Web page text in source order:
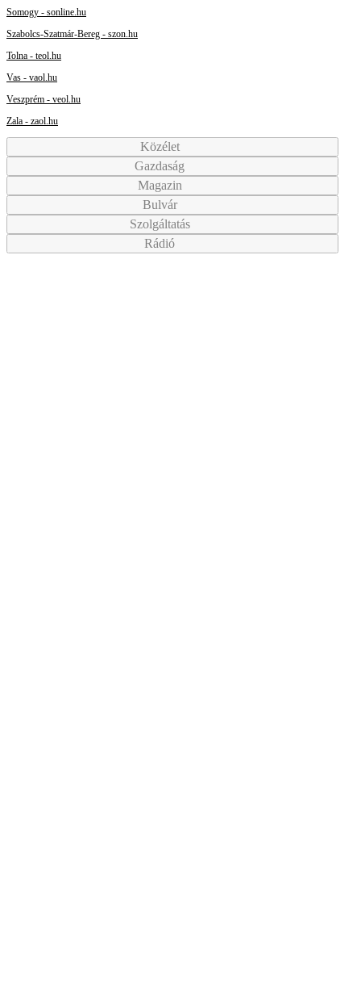
Somogy - sonline.hu
Szabolcs-Szatmár-Bereg - szon.hu
Tolna - teol.hu
Vas - vaol.hu
Veszprém - veol.hu
Zala - zaol.hu
Közélet
Gazdaság
Magazin
Bulvár
Szolgáltatás
Rádió